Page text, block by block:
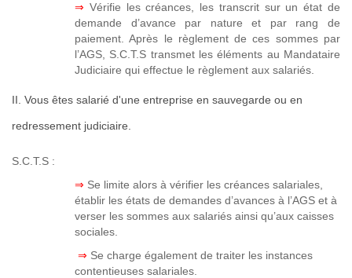
⇒ Vérifie les créances, les transcrit sur un état de
demande d’avance par nature et par rang de
paiement. Après le règlement de ces sommes par
l’AGS, S.C.T.S transmet les éléments au Mandataire
Judiciaire qui effectue le règlement aux salariés.
II. Vous êtes salarié d'une entreprise en sauvegarde ou en
redressement judiciaire.
S.C.T.S :
⇒ Se limite alors à vérifier les créances salariales,
établir les états de demandes d’avances à l’AGS et à
verser les sommes aux salariés ainsi qu’aux caisses
sociales.
⇒ Se charge également de traiter les instances
contentieuses salariales.